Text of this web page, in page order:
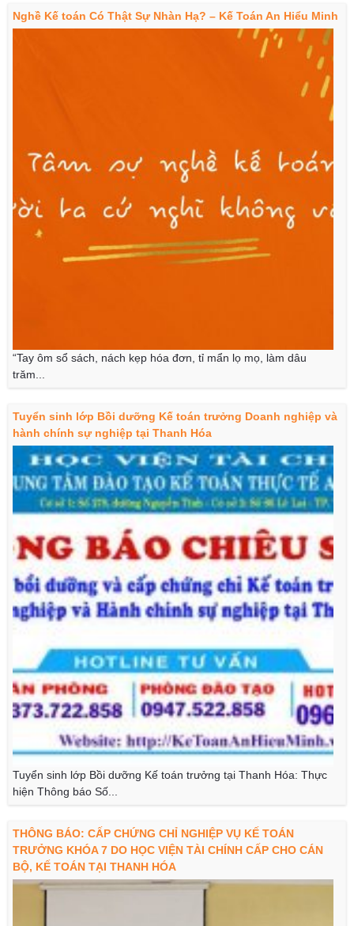
Nghề Kế toán Có Thật Sự Nhàn Hạ? – Kế Toán An Hiểu Minh
“Tay ôm sổ sách, nách kẹp hóa đơn, tỉ mẩn lọ mọ, làm dâu
trăm...
Tuyển sinh lớp Bồi dưỡng Kế toán trưởng Doanh nghiệp và
hành chính sự nghiệp tại Thanh Hóa
Tuyển sinh lớp Bồi dưỡng Kế toán trưởng tại Thanh Hóa: Thực
hiện Thông báo Số...
THÔNG BÁO: CẤP CHỨNG CHỈ NGHIỆP VỤ KẾ TOÁN
TRƯỞNG KHÓA 7 DO HỌC VIỆN TÀI CHÍNH CẤP CHO CÁN
BỘ, KẾ TOÁN TẠI THANH HÓA